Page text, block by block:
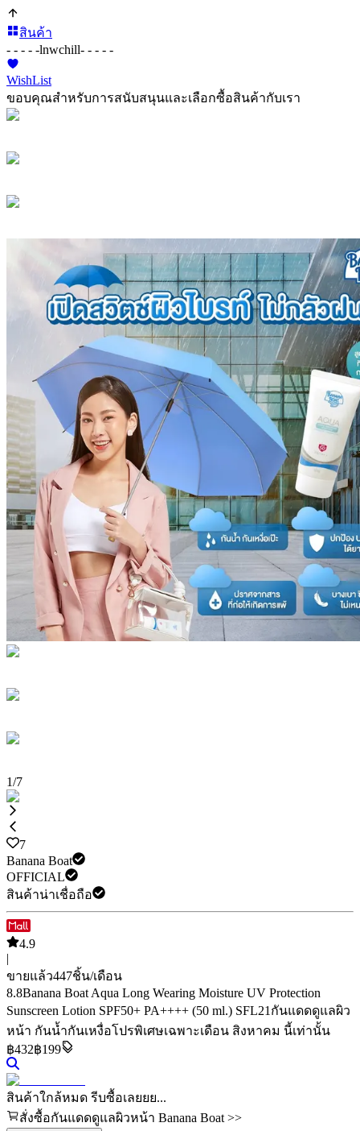
สินค้า
- - - - -lnwchill- - - - -
WishList
ขอบคุณสำหรับการสนับสนุนและเลือกซื้อสินค้ากับเรา
1/7
7
Banana Boat
OFFICIAL
สินค้าน่าเชื่อถือ
4.9
|
ขายแล้ว447ชิ้น/เดือน
8.8Banana Boat Aqua Long Wearing Moisture UV Protection
Sunscreen Lotion SPF50+ PA++++ (50 ml.) SFL21 กันแดดดูแลผิว
หน้า กันน้ำกันเหงื่อโปรพิเศษเฉพาะเดือน สิงหาคม นี้เท่านั้น
฿432฿199
สินค้าใกล้หมด รีบซื้อเลยยย...
สั่งซื้อกันแดดดูแลผิวหน้า Banana Boat >>